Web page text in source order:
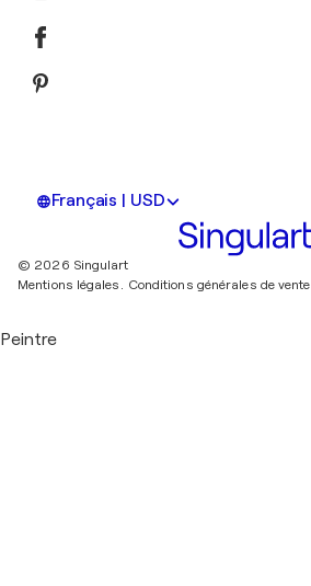
Français | USD
© 2026 Singulart
Mentions légales. Conditions générales de vente
Peintre